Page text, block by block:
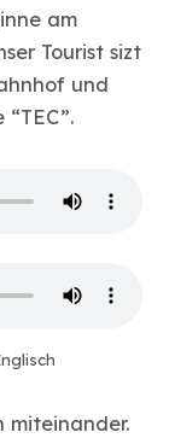
am
Tourist sizt
und
miteinander.